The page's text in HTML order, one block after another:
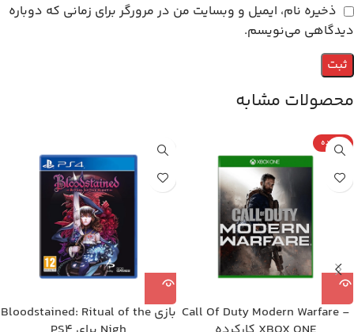
ذخیره نام، ایمیل و وبسایت من در مرورگر برای زمانی که دوباره
دیدگاهی می‌نویسم.
محصولات مشابه
کارکرده
Call Of Duty Modern Warfare -
بازی Bloodstained: Ritual of the